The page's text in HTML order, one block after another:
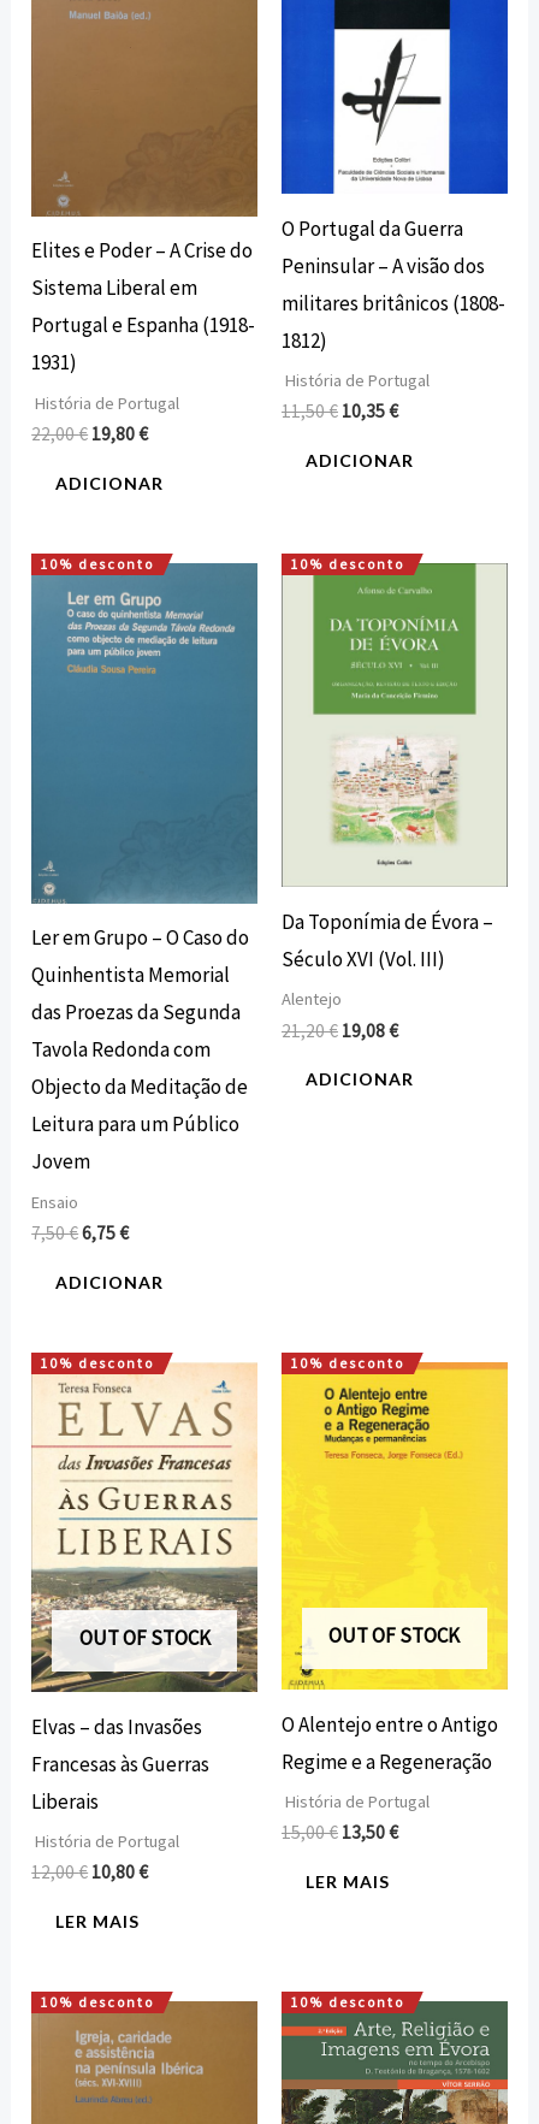
Elites e Poder – A Crise do
Sistema Liberal em
Portugal e Espanha (1918-
1931)
História de Portugal
22,00€ 19,80€
ADICIONAR
O Portugal da Guerra
Peninsular – A visão dos
militares britânicos (1808-
1812)
História de Portugal
11,50€ 10,35€
ADICIONAR
10% desconto
Ler em Grupo – O Caso do
Quinhentista Memorial
das Proezas da Segunda
Tavola Redonda com
Objecto da Meditação de
Leitura para um Público
Jovem
Ensaio
7,50€
O
preço
original
era:
7,50 €.
6,75€
O
preço
atual
é:
6,75 €.
ADICIONAR
10% desconto
Da Toponímia de Évora –
Século XVI (Vol. III)
Alentejo
21,20€
O
preço
original
era:
21,20 €.
19,08€
O
preço
atual
é:
19,08 €.
ADICIONAR
10% desconto
OUT OF STOCK
Elvas – das Invasões
Francesas às Guerras
Liberais
História de Portugal
12,00€
O
preço
original
era:
12,00 €.
10,80€
O
atual
é:
10,80 €.
LER MAIS
10% desconto
OUT OF STOCK
O Alentejo entre o Antigo
Regime e a Regeneração
História de Portugal
15,00€
O
preço
original
era:
15,00 €.
13,50€
O
preço
atual
é:
13,50 €.
LER MAIS
10% desconto
O
preço
original
era:
15,75 €.
O
preço
atual
é:
14,18 €.
10% desconto
O
preço
original
era:
22,00 €.
O
preço
atual
é:
19,80 €.